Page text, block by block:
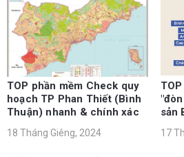
TOP phần mềm Check quy
hoạch TP Phan Thiết (Bình
Thuận) nhanh & chính xác
18 Tháng Giêng, 2024
sản
17